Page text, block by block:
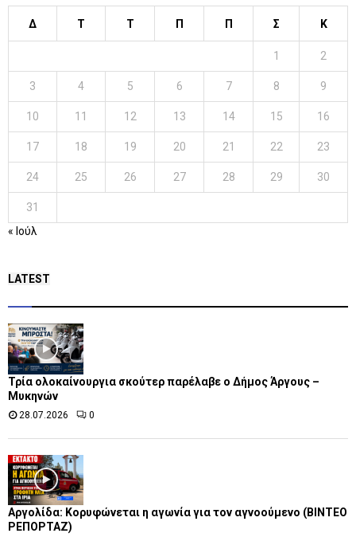
Δ Τ Τ Π Π Σ Κ
1 2
3 4 5 6 7 8 9
10 11 12 13 14 15 16
17 18 19 20 21 22 23
24 25 26 27 28 29 30
31
« Ιούλ
LATEST
Τρία ολοκαίνουργια σκούτερ παρέλαβε o Δήμος Άργους –
Μυκηνών
28.07.2026 0
Αργολίδα: Κορυφώνεται η αγωνία για τον αγνοούμενο (ΒΙΝΤΕΟ
ΡΕΠΟΡΤΑΖ)